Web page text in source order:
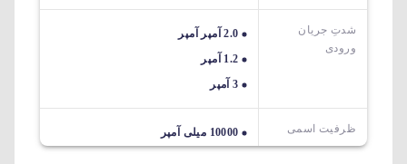
شدتِ جریان
ورودی
2.0 آمپر آمپر
1.2 آمپر
3 آمپر
ظرفیت اسمی 10000 میلی آمپر